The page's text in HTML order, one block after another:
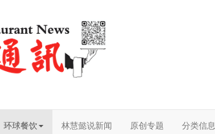
环球餐饮 林慧懿说新闻 原创专题 分类信息